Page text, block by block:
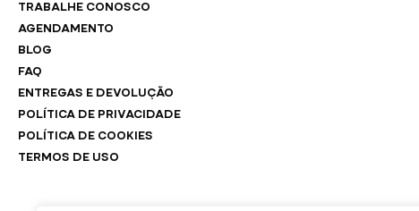
TRABALHE CONOSCO
AGENDAMENTO
BLOG
FAQ
ENTREGAS E DEVOLUÇÃO
POLÍTICA DE PRIVACIDADE
POLÍTICA DE COOKIES
TERMOS DE USO